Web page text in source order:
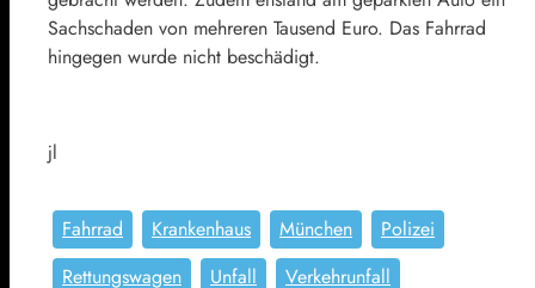
Sachschaden von mehreren Tausend Euro. Das Fahrrad
hingegen wurde nicht beschädigt.
jl
Fahrrad Krankenhaus München
Polizei
Rettungswagen
Unfall Verkehrunfall